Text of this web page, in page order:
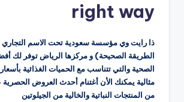
right way
ذا رايت وي مؤسسة سعودية تحت الاسم
الطريقة الصحيحة) و مركزها الرياض توفر لك
الصحية والتي تتناسب مع الحميات الغذائية
مثالية يمكنك الأن أغتنام أحدث العروض
من المنتجات النباتية والخالية من الجيلوتين